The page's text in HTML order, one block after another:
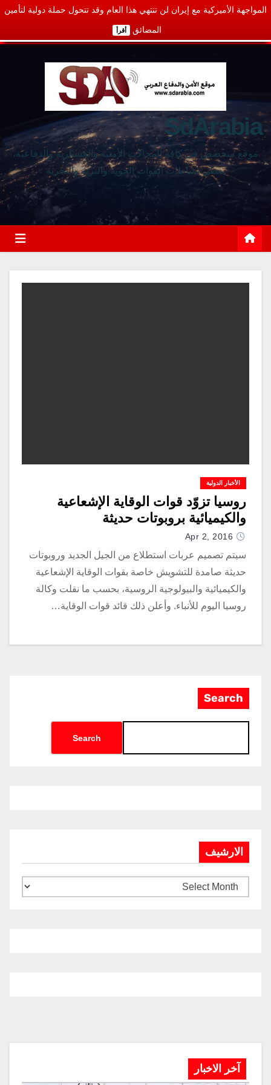
المواجهة الأميركية مع إيران لن تنتهي هذا العام وقد تتحول حملة دولية لتأمين
المضائق أقرأ
SdArabia
موقع متخصص في كافة المجالات الأمنية والعسكرية والدفاعية،
يغطي نشاطات القوات الجوية والبرية والبحرية
الأخبار الدولية
روسيا تزوّد قوات الوقاية الإشعاعية
والكيميائية بروبوتات حديثة
Apr 2, 2016
سيتم تصميم عربات استطلاع من الجيل الجديد وروبوتات
حديثة صامدة للتشويش خاصة بقوات الوقاية الإشعاعية
والكيميائية والبيولوجية الروسية، بحسب ما نقلت وكالة
روسيا اليوم للأنباء. وأعلن ذلك قائد قوات الوقاية…
Search
Search
الارشيف
آخر الاخبار